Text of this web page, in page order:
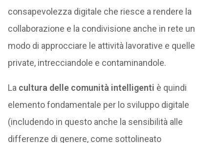
consapevolezza digitale che riesce a rendere la
collaborazione e la condivisione anche in rete un
modo di approcciare le attività lavorative e quelle
private, intrecciandole e contaminandole.
La cultura delle comunità intelligenti è quindi
elemento fondamentale per lo sviluppo digitale
(includendo in questo anche la sensibilità alle
differenze di genere, come sottolineato